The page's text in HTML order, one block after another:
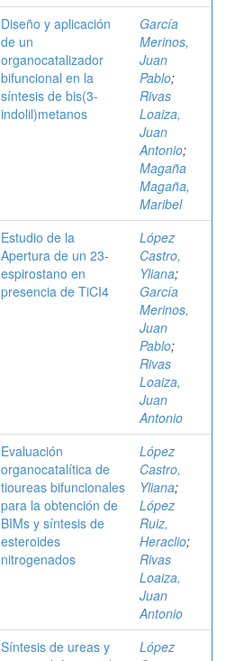
Diseño y aplicación
de un
organocatalizador
bifuncional en la
síntesis de bis(3-
indolil)metanos
García
Merinos,
Juan
Pablo;
Rivas
Loaiza,
Juan
Antonio;
Magaña
Magaña,
Maribel
Estudio de la
Apertura de un 23-
espirostano en
presencia de TiCI4
López
Castro,
Yliana;
García
Merinos,
Juan
Pablo;
Rivas
Loaiza,
Juan
Antonio
Evaluación
organocatalítica de
tioureas bifuncionales
para la obtención de
BIMs y síntesis de
esteroides
nitrogenados
López
Castro,
Yliana;
López
Ruiz,
Heraclio;
Rivas
Loaiza,
Juan
Antonio
Síntesis de ureas y
López